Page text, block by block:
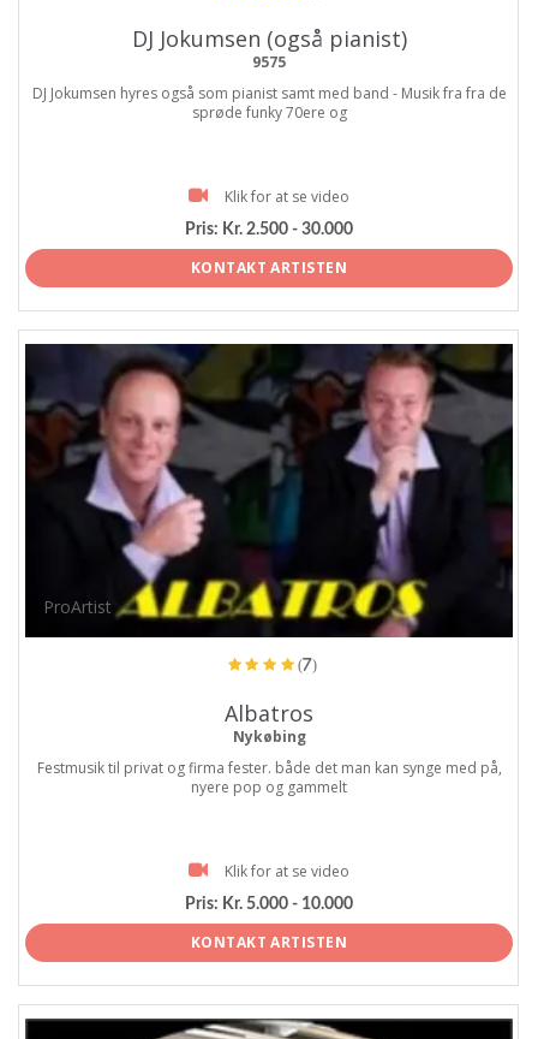
DJ Jokumsen (også pianist)
9575
DJ Jokumsen hyres også som pianist samt med band - Musik fra fra de
sprøde funky 70ere og
Klik for at se video
Pris: Kr. 2.500 - 30.000
KONTAKT ARTISTEN
ProArtist
(7)
Albatros
Nykøbing
Festmusik til privat og firma fester. både det man kan synge med på,
nyere pop og gammelt
Klik for at se video
Pris: Kr. 5.000 - 10.000
KONTAKT ARTISTEN